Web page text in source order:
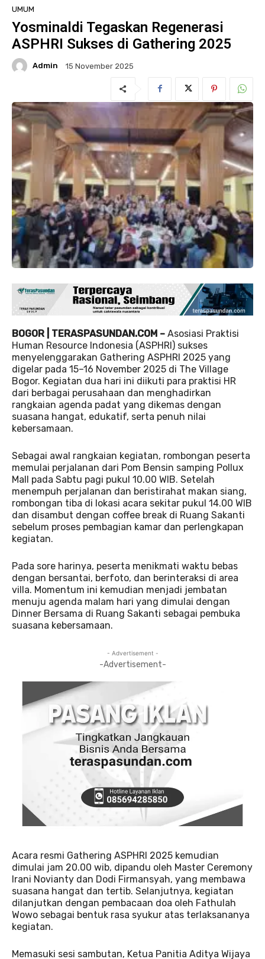
UMUM
Yosminaldi Tegaskan Regenerasi
ASPHRI Sukses di Gathering 2025
Admin 15 November 2025
BOGOR | TERASPASUNDAN.COM – Asosiasi Praktisi
Human Resource Indonesia (ASPHRI) sukses
menyelenggarakan Gathering ASPHRI 2025 yang
digelar pada 15–16 November 2025 di The Village
Bogor. Kegiatan dua hari ini diikuti para praktisi HR
dari berbagai perusahaan dan menghadirkan
rangkaian agenda padat yang dikemas dengan
suasana hangat, edukatif, serta penuh nilai
kebersamaan.
Sebagai awal rangkaian kegiatan, rombongan peserta
memulai perjalanan dari Pom Bensin samping Pollux
Mall pada Sabtu pagi pukul 10.00 WIB. Setelah
menempuh perjalanan dan beristirahat makan siang,
rombongan tiba di lokasi acara sekitar pukul 14.00 WIB
dan disambut dengan coffee break di Ruang Sakanti
sebelum proses pembagian kamar dan perlengkapan
kegiatan.
Pada sore harinya, peserta menikmati waktu bebas
dengan bersantai, berfoto, dan berinteraksi di area
villa. Momentum ini kemudian menjadi jembatan
menuju agenda malam hari yang dimulai dengan
Dinner Bersama di Ruang Sakanti sebagai pembuka
suasana kebersamaan.
- Advertisement -
-Advertisement-
Acara resmi Gathering ASPHRI 2025 kemudian
dimulai jam 20.00 wib, dipandu oleh Master Ceremony
Irani Novianty dan Dodi Firmansyah, yang membawa
suasana hangat dan tertib. Selanjutnya, kegiatan
dilanjutkan dengan pembacaan doa oleh Fathulah
Wowo sebagai bentuk rasa syukur atas terlaksananya
kegiatan.
Memasuki sesi sambutan, Ketua Panitia Aditya Wijaya